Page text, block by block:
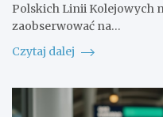
Polskich Linii Kolejowych
zaobserwować na…
Czytaj dalej